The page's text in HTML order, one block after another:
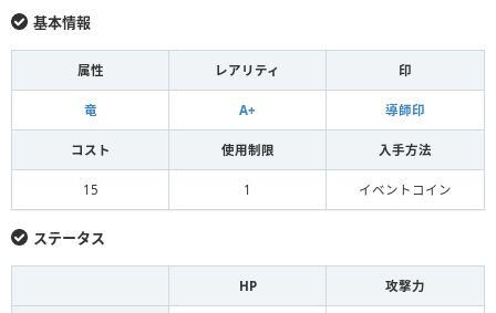
基本情報
属性 レアリティ 印
竜 A+ 導師印
コスト 使用制限 入手方法
15 1 イベントコイン
ステータス
HP 攻撃力